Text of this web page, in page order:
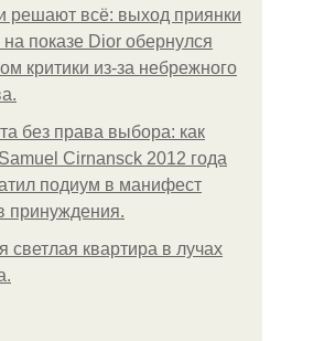
решают всё: выход приянки
показе Dior обернулся
критики из-за небрежного
без права выбора: как
Cirnansck 2012 года
подиум в манифест
принуждения.
светлая квартира в лучах